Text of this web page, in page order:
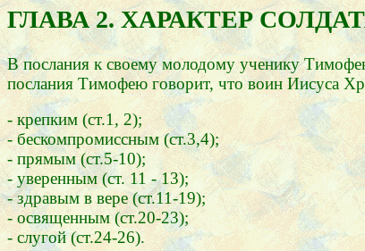
ГЛАВА 2. ХАРАКТЕР
В послания к своему молодому ученику
послания Тимофею говорит, что воин Иисуса
- крепким (ст.1, 2);
- бескомпромиссным (ст.3,4);
- прямым (ст.5-10);
- уверенным (ст. 11 - 13);
- здравым в вере (ст.11-19);
- освященным (ст.20-23);
- слугой (ст.24-26).